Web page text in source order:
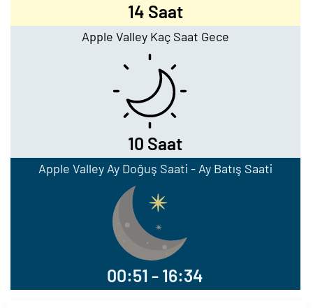
14 Saat
Apple Valley Kaç Saat Gece
10 Saat
Apple Valley Ay Doğuş Saati - Ay Batış Saati
00:51 - 16:34